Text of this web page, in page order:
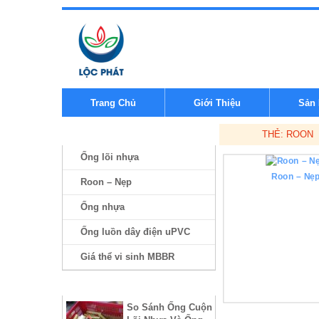
Trang Chủ Giới Thiệu Sản
Ống lõi nhựa
Roon – Nẹp
Ống nhựa
Ống luồn dây điện uPVC
Giá thể vi sinh MBBR
So Sánh Ống Cuộn
THẺ: ROON
Roon – Nẹp